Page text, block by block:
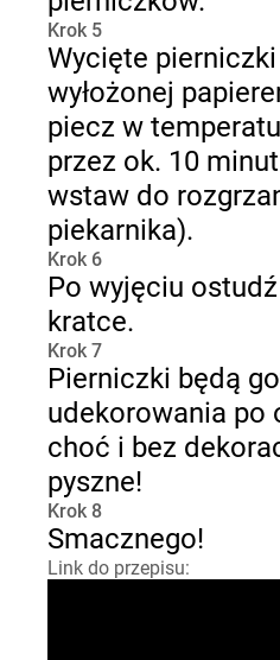
Krok 5
Wycięte
wyłożonej
piecz w
przez ok. 10
wstaw do
piekarnika).
Krok 6
Po wyjęciu
kratce.
Krok 7
Pierniczki będą
udekorowania po
choć i bez
pyszne!
Krok 8
Smacznego!
Link do przepisu: